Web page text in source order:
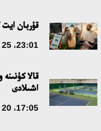
مە؟
18:16، 20 شىلدە 2026
دامۋ باعىتى
قۇربان
23:01، 25 مامىر 2026
قالا
اشىلادى
17:05، 20 قىركۇيەك 2025